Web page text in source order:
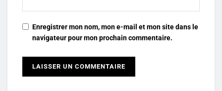
Enregistrer mon nom, mon e-mail et mon site dans le
navigateur pour mon prochain commentaire.